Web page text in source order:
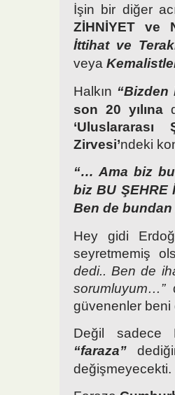
İşin bir diğer
ZİHNİYET ve
İttihat ve
veya
Halkın “Bizden
son 20 yılına
‘
Zirvesi’ndeki
“… Ama biz bu
biz BU ŞEHRE
Ben de
Hey gidi
seyretmemiş
dedi.. Ben de
sorumluyum…”
güvenenler beni
Değil sadece
“faraza”
değişmeyecekti.